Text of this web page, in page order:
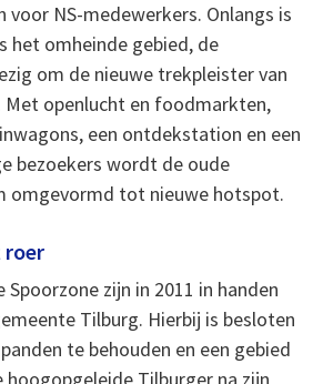
voor NS-medewerkers. Onlangs is
het omheinde gebied, de
om de nieuwe trekpleister van
openlucht en foodmarkten,
een ontdekstation en een
bezoekers wordt de oude
omgevormd tot nieuwe hotspot.
roer
Spoorzone zijn in 2011 in handen
Tilburg. Hierbij is besloten
te behouden en een gebied